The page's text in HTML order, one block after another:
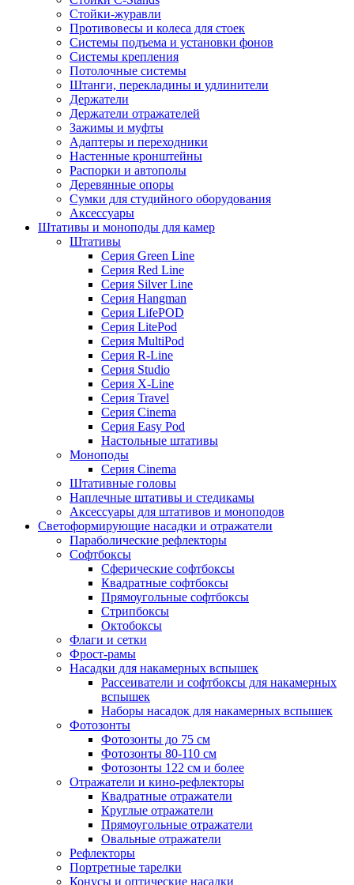
Стойки-журавли
Противовесы и колеса для стоек
Системы подъема и установки фонов
Системы крепления
Потолочные системы
Штанги, перекладины и удлинители
Держатели
Держатели отражателей
Зажимы и муфты
Адаптеры и переходники
Настенные кронштейны
Распорки и автополы
Деревянные опоры
Сумки для студийного оборудования
Аксессуары
Штативы и моноподы для камер
Штативы
Серия Green Line
Серия Red Line
Серия Silver Line
Серия Hangman
Серия LifePOD
Серия LitePod
Серия MultiPod
Серия R-Line
Серия Studio
Серия X-Line
Серия Travel
Серия Cinema
Серия Easy Pod
Настольные штативы
Моноподы
Серия Cinema
Штативные головы
Наплечные штативы и стедикамы
Аксессуары для штативов и моноподов
Светоформирующие насадки и отражатели
Параболические рефлекторы
Софтбоксы
Сферические софтбоксы
Квадратные софтбоксы
Прямоугольные софтбоксы
Стрипбоксы
Октобоксы
Флаги и сетки
Фрост-рамы
Насадки для накамерных вспышек
Рассеиватели и софтбоксы для накамерных
вспышек
Наборы насадок для накамерных вспышек
Фотозонты
Фотозонты до 75 см
Фотозонты 80-110 см
Фотозонты 122 см и более
Отражатели и кино-рефлекторы
Квадратные отражатели
Круглые отражатели
Прямоугольные отражатели
Овальные отражатели
Рефлекторы
Портретные тарелки
Конусы и оптические насадки